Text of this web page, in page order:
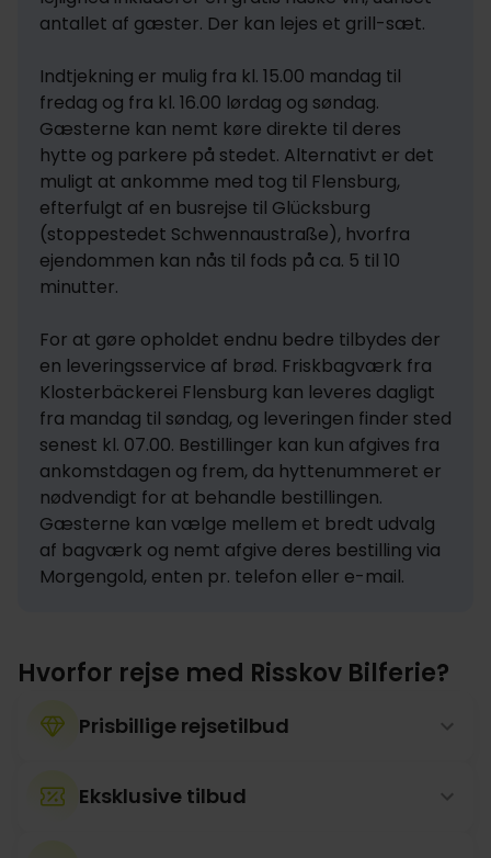
antallet af gæster. Der kan lejes et grill-sæt.
Indtjekning er mulig fra kl. 15.00 mandag til
fredag og fra kl. 16.00 lørdag og søndag.
Gæsterne kan nemt køre direkte til deres
hytte og parkere på stedet. Alternativt er det
muligt at ankomme med tog til Flensburg,
efterfulgt af en busrejse til Glücksburg
(stoppestedet Schwennaustraße), hvorfra
ejendommen kan nås til fods på ca. 5 til 10
minutter.
For at gøre opholdet endnu bedre tilbydes der
en leveringsservice af brød. Friskbagværk fra
Klosterbäckerei Flensburg kan leveres dagligt
fra mandag til søndag, og leveringen finder sted
senest kl. 07.00. Bestillinger kan kun afgives fra
ankomstdagen og frem, da hyttenummeret er
nødvendigt for at behandle bestillingen.
Gæsterne kan vælge mellem et bredt udvalg
af bagværk og nemt afgive deres bestilling via
Morgengold, enten pr. telefon eller e-mail.
Hvorfor rejse med Risskov Bilferie?
Prisbillige rejsetilbud
Eksklusive tilbud